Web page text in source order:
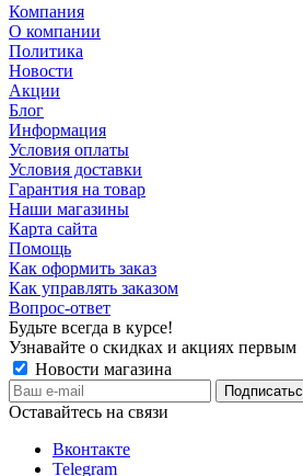
Компания
О компании
Политика
Новости
Акции
Блог
Информация
Условия оплаты
Условия доставки
Гарантия на товар
Наши магазины
Карта сайта
Помощь
Как оформить заказ
Как управлять заказом
Вопрос-ответ
Будьте всегда в курсе!
Узнавайте о скидках и акциях первым
Новости магазина
Оставайтесь на связи
Вконтакте
Telegram